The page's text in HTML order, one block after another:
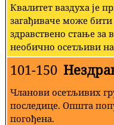
Квалитет ваздуха је
загађиваче може
здравствено стање за
необично осетљиви на
101-150
Чланови осетљивих
последице. Општа
погођена.